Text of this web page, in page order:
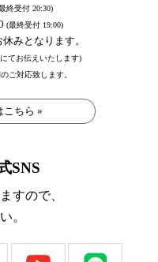
終受付 20:30)
(最終受付 19:00)
みとなります。
てお伝えいたします)
ご対応致します。
こちら »
SNS
すので、
。